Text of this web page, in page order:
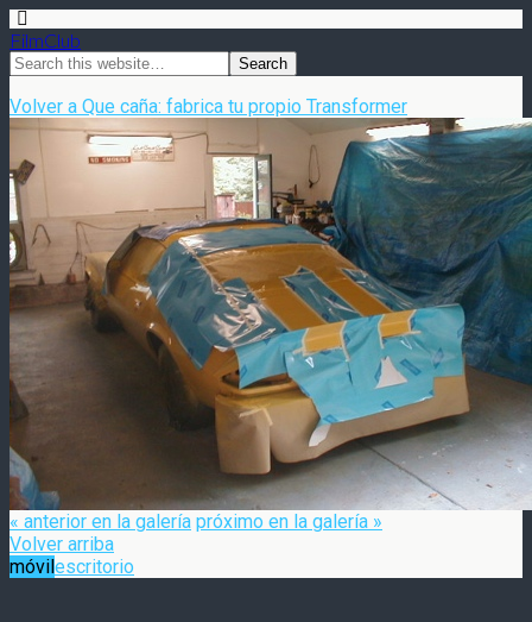
FilmClub
Volver a Que caña: fabrica tu propio Transformer
« anterior en la galería próximo en la galería »
Volver arriba
móvilescritorio